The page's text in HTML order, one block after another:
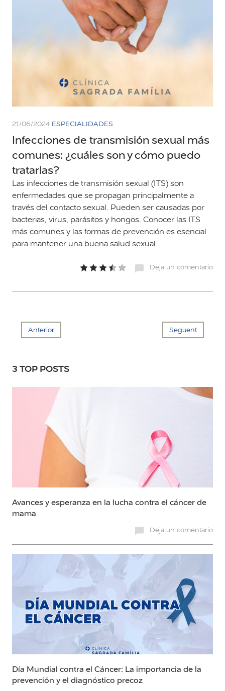
21/06/2024 ESPECIALIDADES
Infecciones de transmisión sexual más
comunes: ¿cuáles son y cómo puedo
tratarlas?
Las infecciones de transmisión sexual (ITS) son
enfermedades que se propagan principalmente a
través del contacto sexual. Pueden ser causadas por
bacterias, virus, parásitos y hongos. Conocer las ITS
más comunes y las formas de prevención es esencial
para mantener una buena salud sexual.
Deja un comentario
Anterior Següent
3 TOP POSTS
Avances y esperanza en la lucha contra el cáncer de
mama
Deja un comentario
Día Mundial contra el Cáncer: La importancia de la
prevención y el diagnóstico precoz